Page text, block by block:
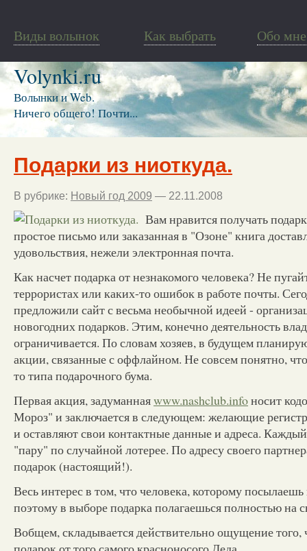
Виды волынок Как выбрать Обо мне
Volynki.ru
Волынки и Web.
Ничего общего! Почти...
Подарки из ниоткуда.
В рубрике: Новый год 2009 — 22.11.2008
Вам нравится получать
простое письмо или заказанная в "Озоне" книга
удовольствия, нежели электронная почта.
Как насчет подарка от незнакомого человека? Не
террористах или каких-то ошибок в работе почты.
предложили сайт с весьма необычной идеей -
новогодних подарков. Этим, конечно деятельность
ограничивается. По словам хозяев, в будущем
акции, связанные с оффлайном. Не совсем понятно,
то типа подарочного бума.
Первая акция, задуманнаяwww.nashclub.infoносит
Мороз" и заключается в следующем: желающие
и оставляют свои контактные данные и адреса.
"пару" по случайной лотерее. По адресу своего
подарок (настоящий!).
Весь интерес в том, что человека, которому
поэтому в выборе подарка полагаешься полностью на
Вобщем, складывается действительно ощущение того,